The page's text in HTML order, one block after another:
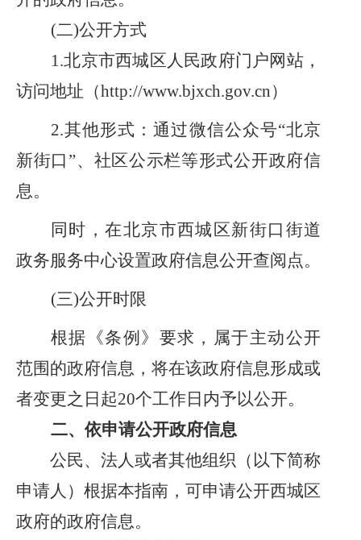
(二)公开方式
1.北京市西城区人民政府门户网站，
访问地址（http://www.bjxch.gov.cn）
2.其他形式：通过微信公众号“北京
新街口 ”、社区公示栏等形式公开政府信
息。
同时，在北京市西城区新街口 街道
政务服务中心设置政府信息公开查阅点。
(三)公开时限
根据《条例》要求，属于主动公开
范围的政府信息，将在该政府信息形成或
者变更之日起20个工作日内予以公开。
二、依申请公开政府信息
公民、法人或者其他组织（以下简称
申请人）根据本指南，可申请公开西城区
政府的政府信息。